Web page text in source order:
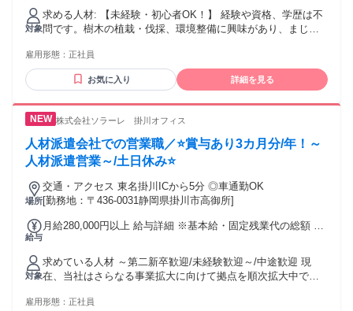
込んでいます ・通勤手当（500円 × 出勤日数、上限1万円）
・賞与（会社業績による／前年実績2回） ・昇給随時
対象
求める人材: 【未経験・初心者OK！】 経験や資格、学歴は不
問です。樹木の植栽・伐採、環境整備に興味があり、まじめ
め、新たな業務にチャレンジできる方を優遇しています！
雇用形態： 正社員
お気に入り 詳細を見る
株式会社ソラーレ 掛川オフィス
人材派遣会社での営業職／⭐賞与あり3カ月分/年！～
人材派遣営業～/土日休み⭐
場所
交通・アクセス 東名掛川ICから5分 ◎車通勤OK
[勤務地：〒436-0031静岡県掛川市高御所]
給与
月給280,000円以上 給与詳細 ※基本給・固定残業代の総額 基
（固定残業時間：1ヶ月あたり45時間） 固定残業時間を超え
た勤務時間については別途残業代を支給する 【一律手当】 全
員に一律で支払われる通勤・皆勤・家族手当金額：あり 全員
に一律で支払われるその他手当金額：あり ※経験・能力を考
対象
求めている人材 ～第二新卒歓迎/未経験歓迎～/中途歓迎 現
在、当社はさらなる事業拡大に向けて拠点を順次拡大中で
適性に応じて【エリアマネージャー】のポストも準備してお
雇用形態： 正社員